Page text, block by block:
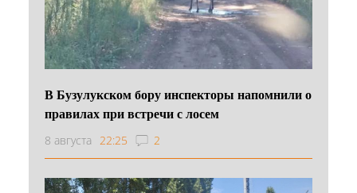
В Бузулукском бору инспекторы напомнили о
правилах при встречи с лосем
8 августа 22:25 2